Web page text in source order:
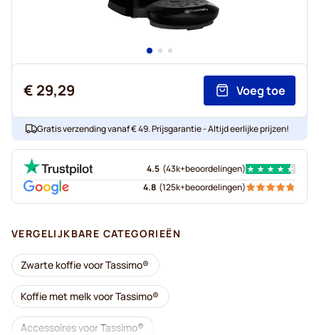
€ 29,29 Voeg toe
Gratis verzending vanaf € 49. Prijsgarantie - Altijd eerlijke prijzen!
4.5 (43k+beoordelingen)
4.8 (125k+beoordelingen)
VERGELIJKBARE CATEGORIEËN
Zwarte koffie voor Tassimo®
Koffie met melk voor Tassimo®
Accessoires voor Tassimo®